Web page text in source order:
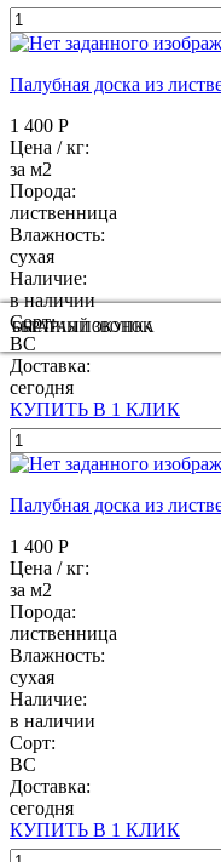
Палубная доска из
1 400 Р
Цена / кг:
за м2
Порода:
лиственница
Влажность:
сухая
Наличие:
в наличии
Сорт:
BC
Доставка:
сегодня
КУПИТЬ В 1 КЛИК
Палубная доска из
1 400 Р
Цена / кг:
за м2
Порода:
лиственница
Влажность:
сухая
Наличие:
в наличии
Сорт:
BC
Доставка:
сегодня
КУПИТЬ В 1 КЛИК
ОБРАТНЫЙ ЗВОНОК
БЫСТРАЯ ПОКУПКА